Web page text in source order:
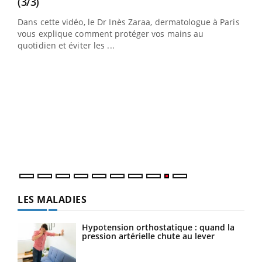
Dans cette vidéo, le Dr Inès Zaraa, dermatologue à Paris,
vous explique comment protéger vos mains au
quotidien et éviter les ...
LES MALADIES
Hypotension orthostatique : quand la
pression artérielle chute au lever